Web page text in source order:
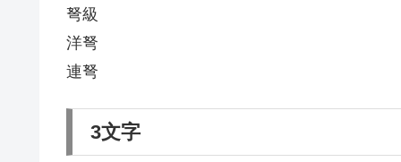
弩級
洋弩
連弩
3文字